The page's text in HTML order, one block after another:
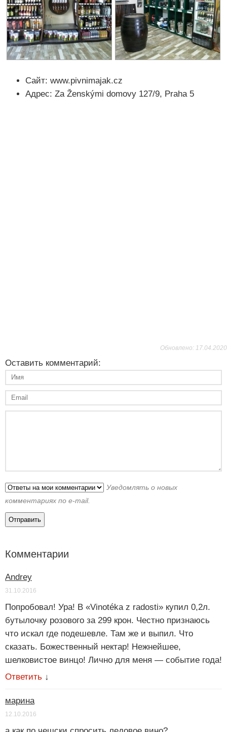
Сайт: www.pivnimajak.cz
Адрес: Za Ženskými domovy 127/9, Praha 5
Обновлено: 17.04.2020
Оставить комментарий:
Уведомлять о новых
комментариях по e-mail.
Комментарии
Andrey
31.10.2016
Попробовал! Ура! В «Vinotéka z radosti» купил 0,2л.
бутылочку розового за 299 крон. Честно признаюсь
что искал где подешевле. Там же и выпил. Что
сказать. Божественный нектар! Нежнейшее,
шелковистое винцо! Лично для меня — событие года!
Ответить ↓
марина
12.10.2016